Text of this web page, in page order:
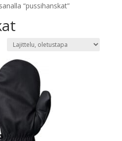
“pussihanskat”